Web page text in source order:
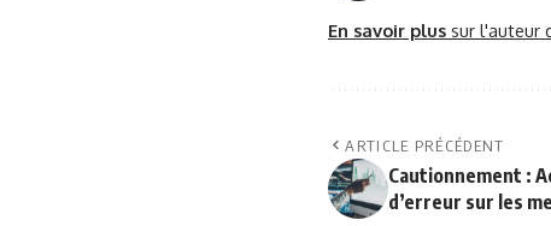
En savoir plus sur l'auteur
ARTICLE PRÉCÉDENT
Cautionnement :
d’erreur sur les